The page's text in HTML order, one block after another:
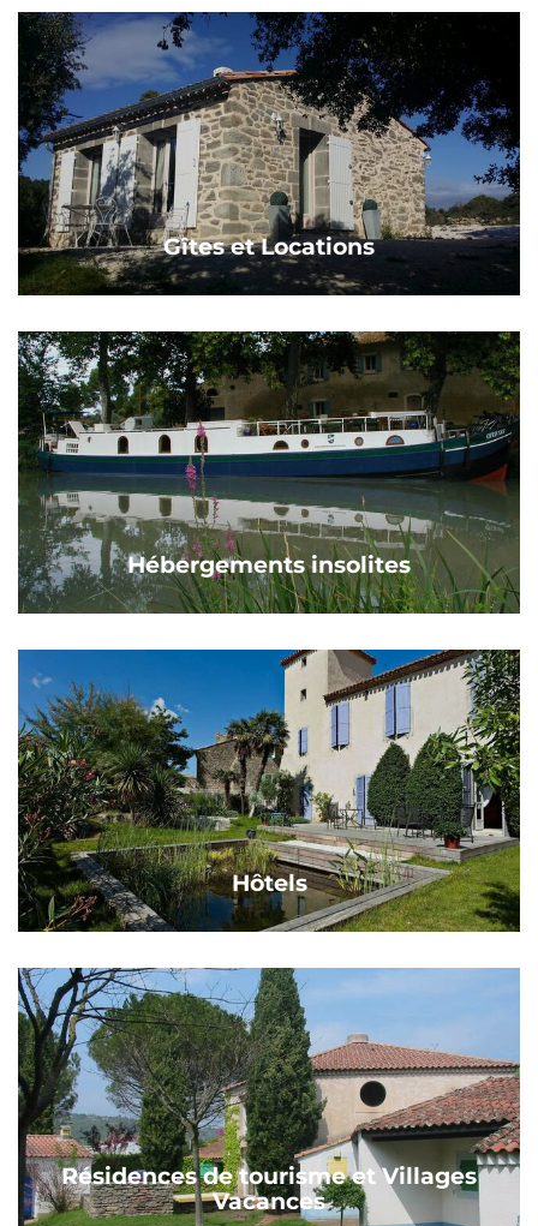
Gîtes et Locations
Hébergements insolites
Hôtels
Résidences de tourisme et Villages
Vacances